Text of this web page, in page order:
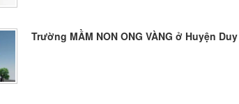
Trường MẦM NON ONG VÀNG ở Huyện